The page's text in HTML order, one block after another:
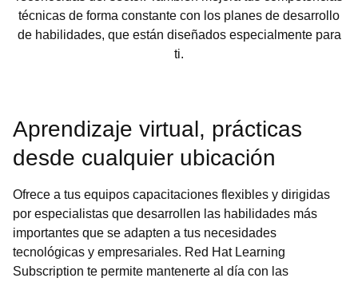
técnicas de forma constante con los planes de desarrollo
de habilidades, que están diseñados especialmente para
ti.
Aprendizaje virtual, prácticas
desde cualquier ubicación
Ofrece a tus equipos capacitaciones flexibles y dirigidas
por especialistas que desarrollen las habilidades más
importantes que se adapten a tus necesidades
tecnológicas y empresariales. Red Hat Learning
Subscription te permite mantenerte al día con las